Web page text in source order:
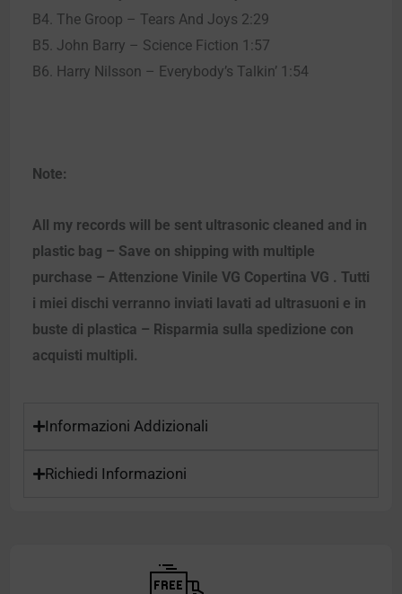
B4. The Groop – Tears And Joys 2:29
B5. John Barry – Science Fiction 1:57
B6. Harry Nilsson – Everybody’s Talkin’ 1:54
Note:
All my records will be sent ultrasonic cleaned and in
plastic bag – Save on shipping with multiple
purchase – Attenzione Vinile VG Copertina VG . Tutti
i miei dischi verranno inviati lavati ad ultrasuoni e in
buste di plastica – Risparmia sulla spedizione con
acquisti multipli.
Informazioni Addizionali
Richiedi Informazioni